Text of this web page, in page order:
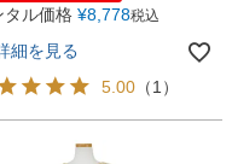
タル価格 ¥8,778税込
細を見る
5.00 （1）